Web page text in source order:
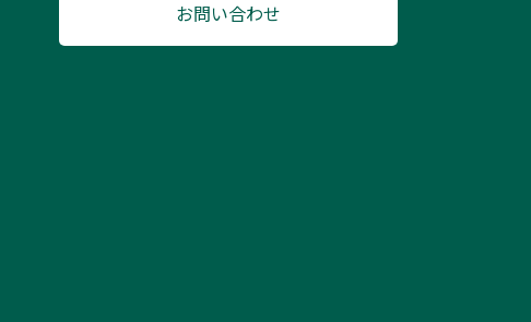
お問い合わせ